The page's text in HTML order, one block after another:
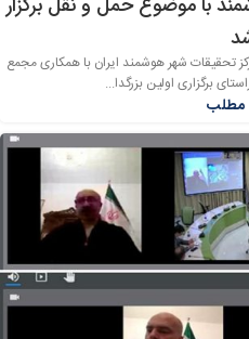
تحقیقات شهر هوشمند ایران با همکاری مجمع
برگزاری اولین بزرگدا...
مطلب